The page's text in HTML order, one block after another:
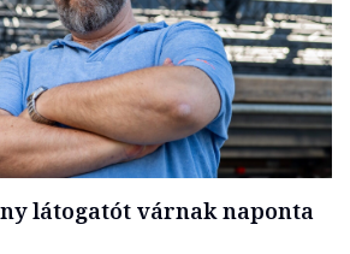
látogatót várnak naponta